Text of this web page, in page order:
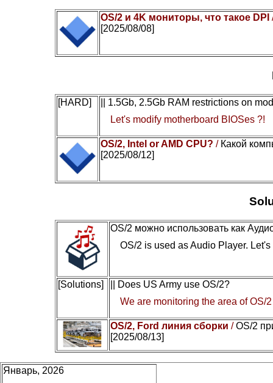
OS/2 и 4K мониторы, что такое DPI
[2025/08/08]
[HARD]
|| 1.5Gb, 2.5Gb RAM restrictions on
Let's modify motherboard BIOSes ?!
OS/2, Intel or AMD CPU? / Какой
[2025/08/12]
OS/2 можно использовать как
OS/2 is used as Audio Player.
[Solutions]
|| Does US Army use OS/2?
We are monitoring the area of OS/
OS/2, Ford линия сборки /OS/2
[2025/08/13]
Январь, 2026